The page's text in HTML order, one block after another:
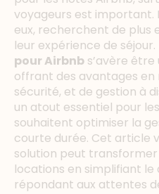
voyageurs est important.
eux, recherchent de plus
leur expérience de séjour.
pour Airbnb s’avère
offrant des avantages en
sécurité, et de gestion à
un atout essentiel pour
souhaitent optimiser la
courte durée. Cet article
solution peut transformer
locations en simplifiant le
répondant aux attentes